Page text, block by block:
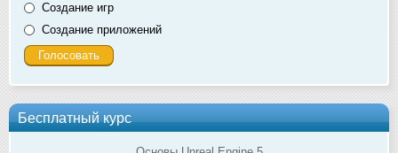
Создание игр
Создание приложений
Бесплатный курс